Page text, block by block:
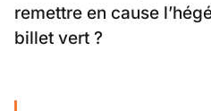
remettre en cause
billet vert ?